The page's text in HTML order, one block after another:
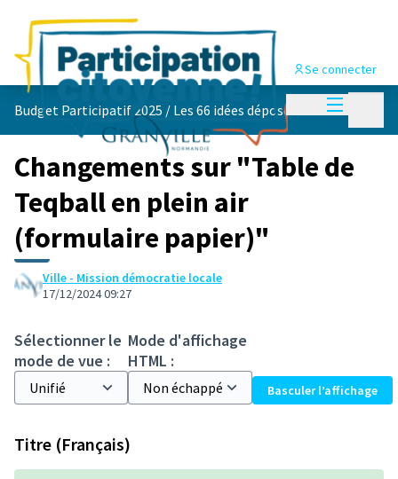
Menu
Se connecter
Budget Participatif 2025 / Les 66 idées déposées 💡
Changements sur "Table de
Teqball en plein air
(formulaire papier)"
Ville - Mission démocratie locale
17/12/2024 09:27
Sélectionner le
mode de vue :
Mode d'affichage
HTML :
Basculer l’affichage
Titre (Français)